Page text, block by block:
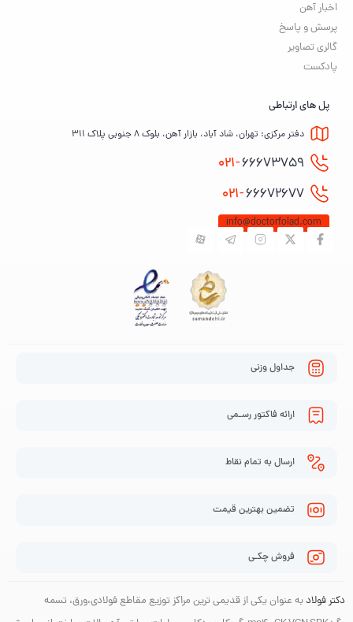
اخبار آهن
پرسش و پاسخ
گالری تصاویر
پادکست
پل های ارتباطی
دفتر مرکزی: تهران، شاد آباد، بازار آهن، بلوک ۸ جنوبی پلاک ۳۱۱
021-66673759
021-66672677
info@doctorfolad.com
جداول وزنی
ارائه فاکتور رسـمی
ارسال به تمام نقاط
تضمین بهترین قیمت
فروش چکـی
دکتر فولاد به عنوان یکی از قدیمی ترین مراکز توزیع مقاطع فولادی،ورق، تسمه